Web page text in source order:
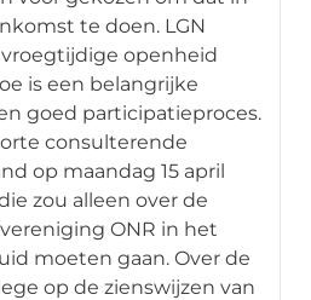
te doen. LGN
openheid
is een belangrijke
goed participatieproces.
consulterende
op maandag 15 april
zou alleen over de
ONR in het
moeten gaan. Over de
op de zienswijzen van